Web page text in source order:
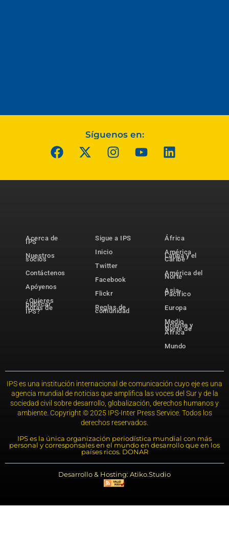
Síguenos en:
Acerca de
IPS
Nuestros
socios
Contáctenos
Apóyenos
¿Quieres
publicar
notas de
IPS?
Sigue a IPS
Inicio
Twitter
Facebook
Flickr
Reglas de
comunidad
África
América
Latina y el
Caribe
América del
Norte
Asia-
Pacífico
Europa
Medio
Oriente y
Norte de
África
Mundo
IPS es una institución internacional de comunicación cuyo eje es una
agencia mundial de noticias que amplifica las voces del Sur y de la
sociedad civil sobre desarrollo, globalización, derechos humanos y
ambiente. Copyright © 2025 IPS-Inter Press Service. Todos los
derechos reservados.
IPS es la única organización periodística mundial con más
personal y corresponsales en el mundo en desarrollo que en los
países ricos. DONAR
Desarrollo & Hosting: Atiko.Studio